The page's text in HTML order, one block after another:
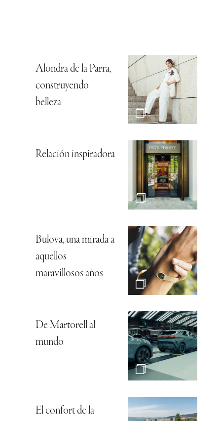
Alondra de la Parra,
construyendo
belleza
Relación inspiradora
Bulova, una mirada a
aquellos
maravillosos años
De Martorell al
mundo
El confort de la